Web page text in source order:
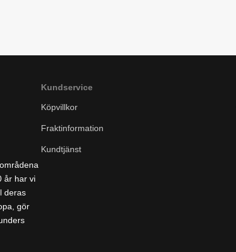
år har vi
deras
gör
Kundservice
Köpvillkor
Fraktinformation
Kundtjänst